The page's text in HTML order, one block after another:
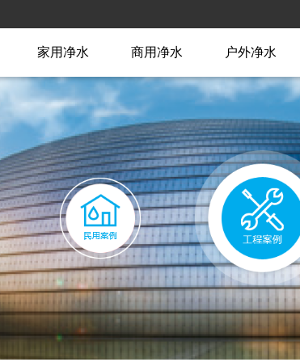
家用净水 商用净水 户外净水